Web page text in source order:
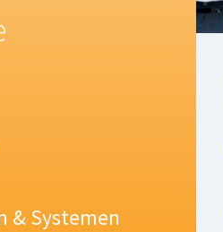
& Systemen